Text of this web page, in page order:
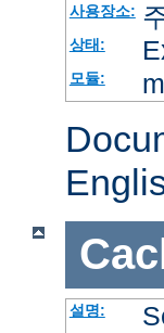
사용장소:
상태:
모듈:
설명: